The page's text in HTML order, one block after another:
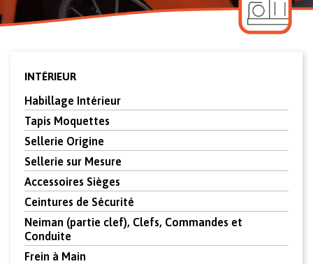
INTÉRIEUR
Habillage Intérieur
Tapis Moquettes
Sellerie Origine
Sellerie sur Mesure
Accessoires Sièges
Ceintures de Sécurité
Neiman (partie clef), Clefs, Commandes et
Conduite
Frein à Main